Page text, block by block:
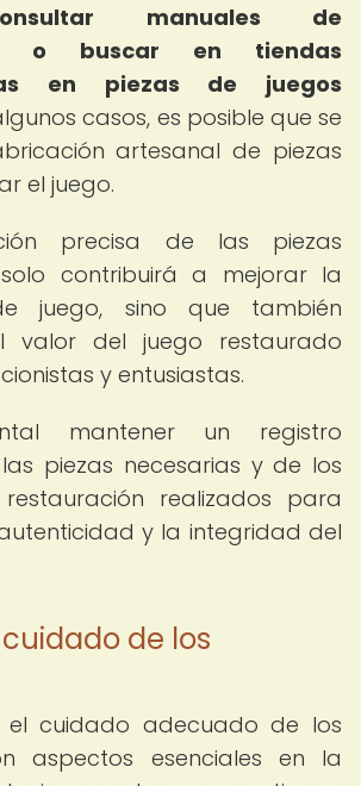
manuales de
o buscar en tiendas
en piezas de juegos
casos, es posible que se
artesanal de piezas
el juego.
precisa de las piezas
contribuirá a mejorar la
juego, sino que también
valor del juego restaurado
y entusiastas.
mantener un registro
piezas necesarias y de los
realizados para
y la integridad del
de los
el cuidado adecuado de los
aspectos esenciales en la